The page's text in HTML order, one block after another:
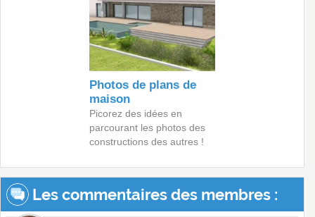
Photos de plans de
maison
Picorez des idées en
parcourant les photos des
constructions des autres !
Les commentaires des membres :